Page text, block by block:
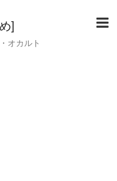
]
オカルト